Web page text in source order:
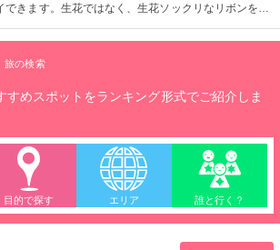
できます。生花ではなく、生花ソックリなリボンを使
って帰れるなんて、ステキですよね。
旅の検索
すめスポットをランキング形式でご紹介しま
目的で探す エリア 誰と行く？